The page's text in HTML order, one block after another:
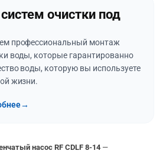
очистки под
профессиональный монтаж
воды, которые гарантированно
воды, которую вы используете
жизни.
→
насос RF CDLF 8-14—